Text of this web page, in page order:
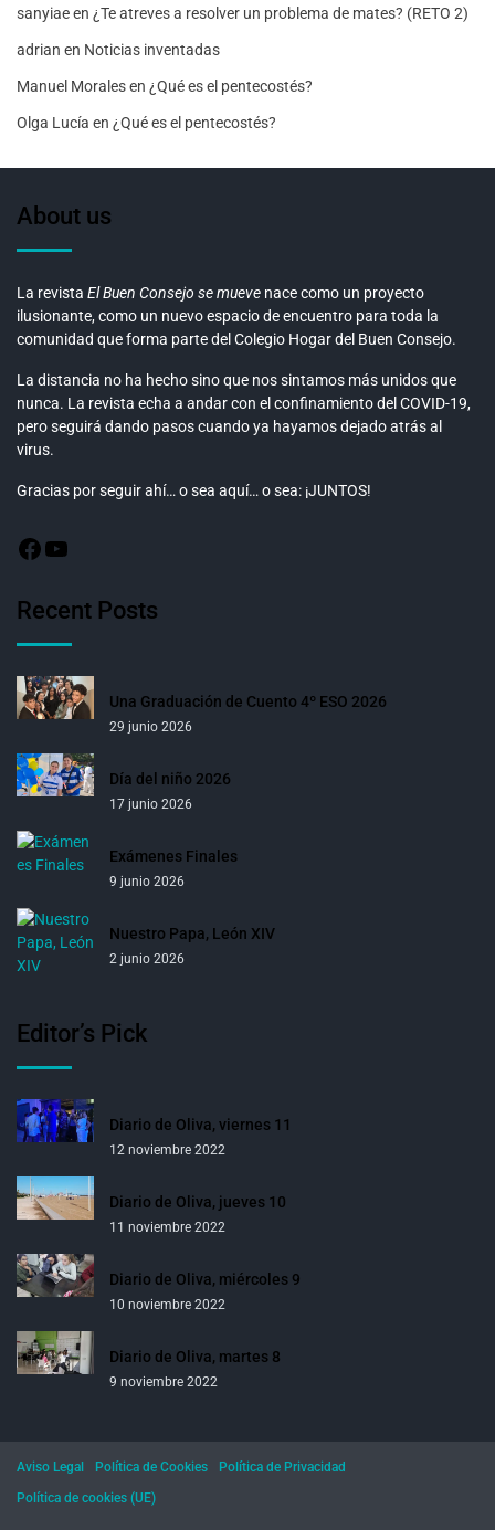
sanyiaeen ¿Te atreves a resolver un problema de mates? (RETO 2)
adrian en Noticias inventadas
Manuel Moralesen ¿Qué es el pentecostés?
Olga Lucía en ¿Qué es el pentecostés?
About us
La revista El Buen Consejo se mueve nace como un proyecto
ilusionante, como un nuevo espacio de encuentro para toda la
comunidad que forma parte del Colegio Hogar del Buen Consejo.
La distancia no ha hecho sino que nos sintamos más unidos que
nunca. La revista echa a andar con el confinamiento del COVID-19,
pero seguirá dando pasos cuando ya hayamos dejado atrás al
virus.
Gracias por seguir ahí… o sea aquí… o sea: ¡JUNTOS!
Recent Posts
Una Graduación de Cuento 4º ESO 2026
29 junio 2026
Día del niño 2026
17 junio 2026
Exámenes Finales
9 junio 2026
Nuestro Papa, León XIV
2 junio 2026
Editor’s Pick
Diario de Oliva, viernes 11
12 noviembre 2022
Diario de Oliva, jueves 10
11 noviembre 2022
Diario de Oliva, miércoles 9
10 noviembre 2022
Diario de Oliva, martes 8
9 noviembre 2022
Aviso Legal Política de Cookies
Política de Privacidad
Política de cookies (UE)